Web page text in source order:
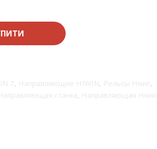
7, Направляющие HIWIN, Рельсы Hiwin,
станка, Направляющая Hiwin